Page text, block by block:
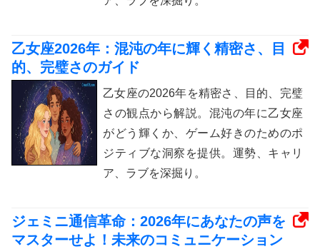
乙女座2026年：混沌の年に輝く精密さ、目
的、完璧さのガイド
乙女座の2026年を精密さ、目的、完璧
さの観点から解説。混沌の年に乙女座
がどう輝くか、ゲーム好きのためのポ
ジティブな洞察を提供。運勢、キャリ
ア、ラブを深掘り。
ジェミニ通信革命：2026年にあなたの声を
マスターせよ！未来のコミュニケーション